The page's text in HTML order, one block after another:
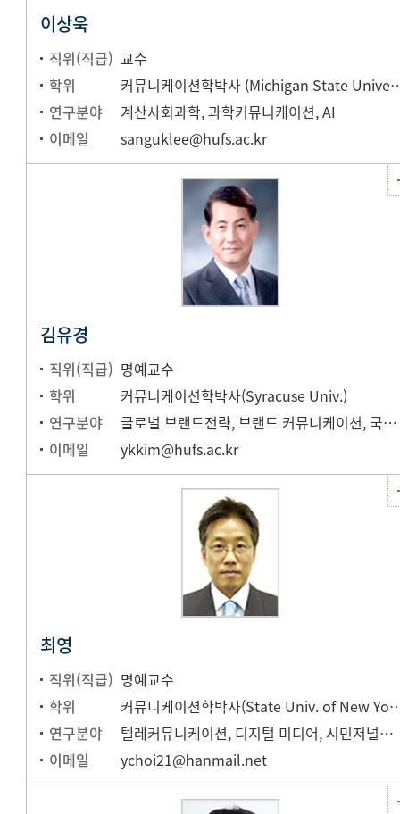
이상욱
직위(직급) 교수
학위
커뮤니케이션학박
연구분야
계산사회과학, 과학커뮤니케이션, AI
이메일
sanguklee@hufs.ac.kr
김유경
직위(직급) 명예교수
학위
커뮤니케이션학박사(Syracuse Univ.)
연구분야
글로벌 브랜드전략, 브랜드 커뮤니케이션, 국가 브랜드 전략
이메일
ykkim@hufs.ac.kr
최영
직위(직급) 명예교수
학위
커뮤니케이션학박사
연구분야
텔레커뮤니케이션, 디지털 미디어, 시민저널리즘
이메일
ychoi21@hanmail.net